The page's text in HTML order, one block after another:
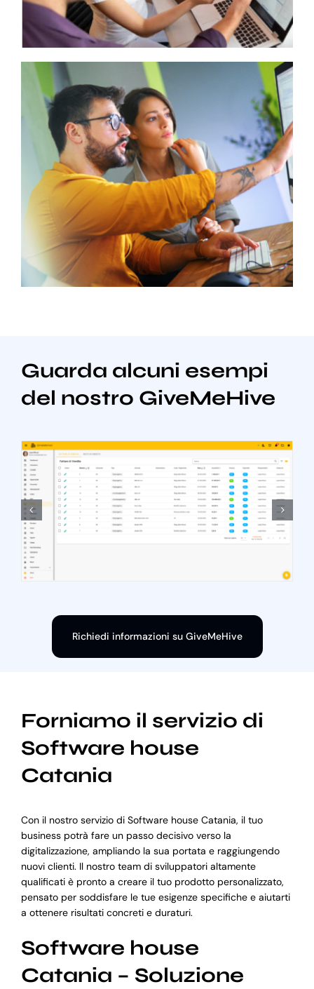
Guarda alcuni esempi
del nostro GiveMeHive
Richiedi informazioni su GiveMeHive
Forniamo il servizio di
Software house
Catania
Con il nostro servizio di Software house Catania, il tuo
business potrà fare un passo decisivo verso la
digitalizzazione, ampliando la sua portata e raggiungendo
nuovi clienti. Il nostro team di sviluppatori altamente
qualificati è pronto a creare il tuo prodotto personalizzato,
pensato per soddisfare le tue esigenze specifiche e aiutarti
a ottenere risultati concreti e duraturi.
Software house
Catania – Soluzione